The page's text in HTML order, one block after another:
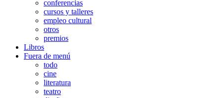
conferencias
cursos y talleres
empleo cultural
otros
premios
Libros
Fuera de menú
todo
cine
literatura
teatro